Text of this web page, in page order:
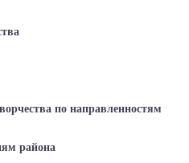
по направленностям
района